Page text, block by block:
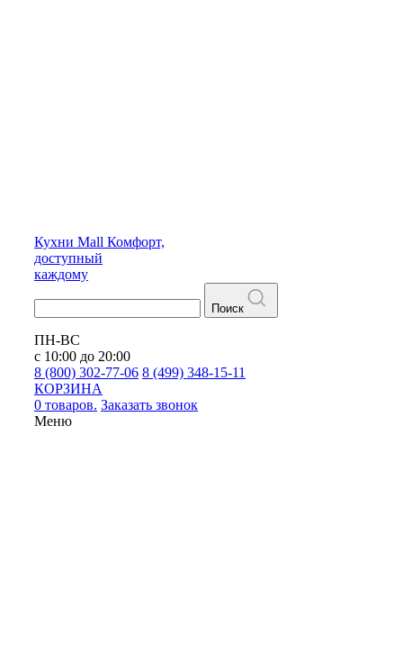
Кухни Mall Комфорт,
доступный
каждому
Поиск
ПН-ВС
с 10:00 до 20:00
8 (800) 302-77-06 8 (499) 348-15-11
КОРЗИНА
0 товаров. Заказать звонок
Меню